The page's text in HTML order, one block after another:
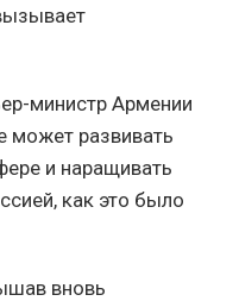
министр Армении
может развивать
и наращивать
как это было
вновь